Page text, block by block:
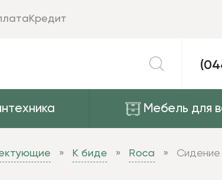
Мебель для
Кредит
К биде Roca Сидение